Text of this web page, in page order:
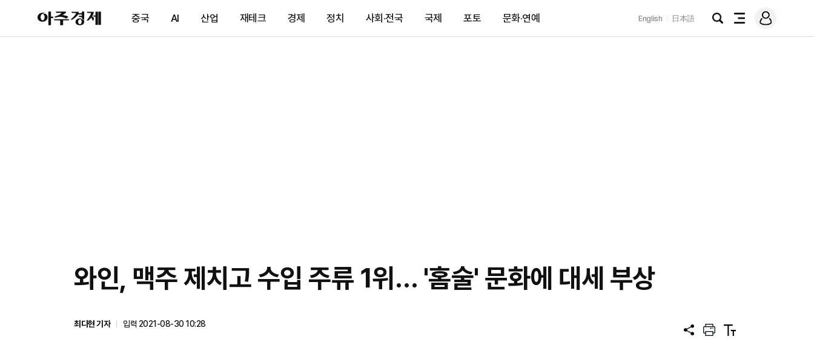
아
주
제
중국 AI 산업 재테크 경제 정치 사회·전국 국제 포토 문화·연예 English 日本語
검
전
메
그
와인, 맥주 제치고 수입 주류 1위… '홈술' 문화에 대세 부상
최다현 기자
입력 2021-08-30 10:28
공
프
텍